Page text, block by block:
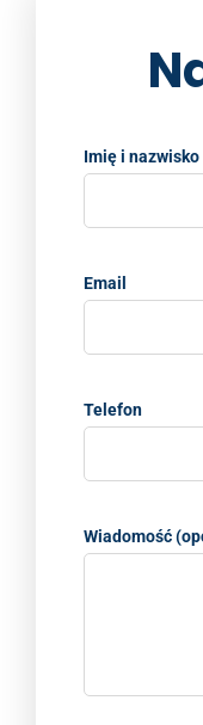
Imię i nazwisko
Email
Telefon
Wiadomość